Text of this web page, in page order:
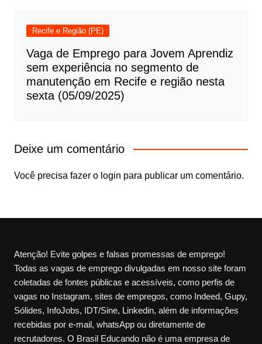
Recife e Região (PE)
Vaga de Emprego para Jovem Aprendiz
sem experiência no segmento de
manutenção em Recife e região nesta
sexta (05/09/2025)
Deixe um comentário
Você precisa fazer o login para publicar um comentário.
Atenção! Evite golpes e falsas promessas de emprego!
Todas as vagas de emprego divulgadas em nosso site foram
coletadas de fontes públicas e acessíveis, como perfis de
vagas no Instagram, sites de empregos, como Indeed, Gupy,
Sólides, InfoJobs, IDT/Sine, Linkedin, além de informações
recebidas por e-mail, whatsApp ou diretamente de
recrutadores. O Brasil Educando não é uma empresa de